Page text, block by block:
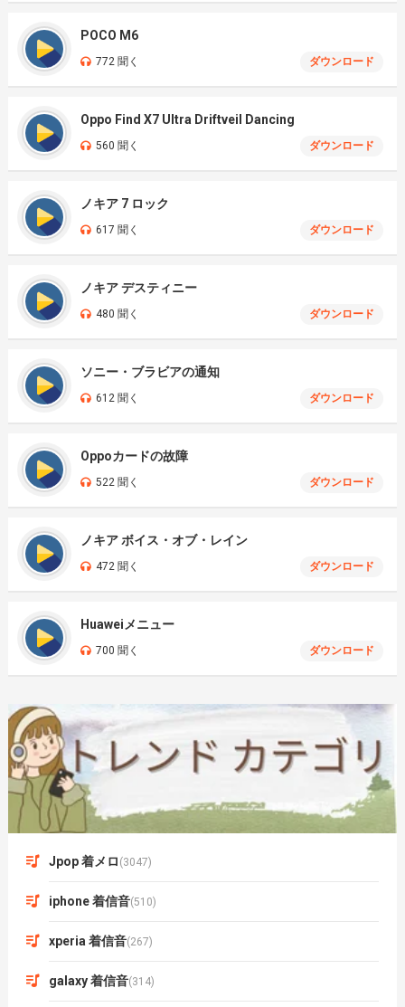
POCO M6
772 聞く ダウンロード
Oppo Find X7 Ultra Driftveil Dancing
560 聞く ダウンロード
ノキア 7 ロック
617 聞く ダウンロード
ノキア デスティニー
480 聞く ダウンロード
ソニー・ブラビアの通知
612 聞く ダウンロード
Oppoカードの故障
522 聞く ダウンロード
ノキア ボイス・オブ・レイン
472 聞く ダウンロード
Huaweiメニュー
700 聞く ダウンロード
Jpop 着メロ (3047)
iphone 着信音(510)
xperia 着信音(267)
galaxy 着信音(314)